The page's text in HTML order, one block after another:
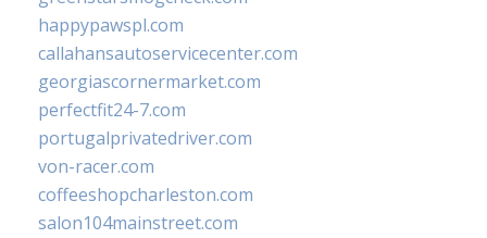
happypawspl.com
callahansautoservicecenter.com
georgiascornermarket.com
perfectfit24-7.com
portugalprivatedriver.com
von-racer.com
coffeeshopcharleston.com
salon104mainstreet.com